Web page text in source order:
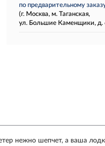
по предварительному
(г. Москва, м. Таганская,
ул. Большие Каменщики, д.
нежно шепчет, а ваша